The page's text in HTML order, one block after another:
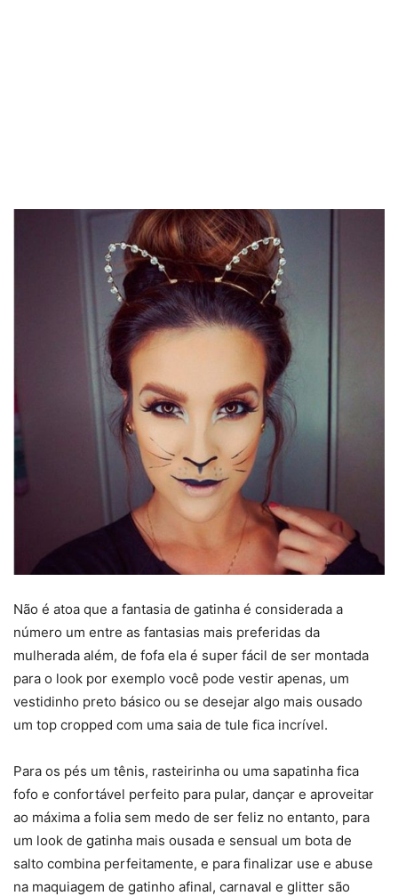
Não é atoa que a fantasia de gatinha é considerada a
número um entre as fantasias mais preferidas da
mulherada além, de fofa ela é super fácil de ser montada
para o look por exemplo você pode vestir apenas, um
vestidinho preto básico ou se desejar algo mais ousado
um top cropped com uma saia de tule fica incrível.
Para os pés um tênis, rasteirinha ou uma sapatinha fica
fofo e confortável perfeito para pular, dançar e aproveitar
ao máxima a folia sem medo de ser feliz no entanto, para
um look de gatinha mais ousada e sensual um bota de
salto combina perfeitamente, e para finalizar use e abuse
na maquiagem de gatinho afinal, carnaval e glitter são